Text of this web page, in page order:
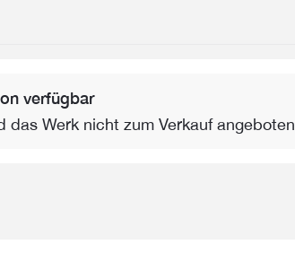
verfügbar
das Werk nicht zum Verkauf angeboten